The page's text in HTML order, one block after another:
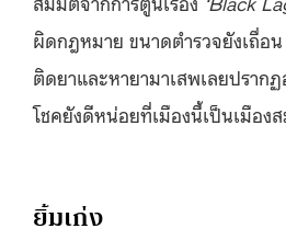
ผิดกฎหมาย ขนาดตำรวจยังเถื่อ
ติดยาและหายามาเสพเลยปราก
โชคยังดีหน่อยที่เมืองนี้เป็นเมือง
ยิ้มเก่ง